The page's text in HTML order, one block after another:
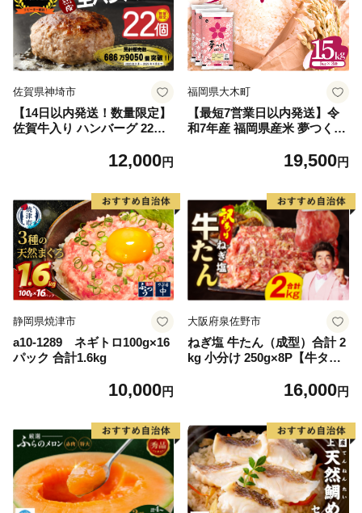
佐賀県神埼市
【14日以内発送！数量限定】
佐賀牛入り ハンバーグ 22個
毛和牛 ブランド牛 九州 ハン
(H083106)
12,000円
福岡県大木町
【最短7営業日以内発送】令
和7年産 福岡県産米 夢つくし
19,500円
静岡県焼津市
a10-1289 ネギトロ100g×16
パック 合計1.6kg
10,000円
大阪府泉佐野市
ねぎ塩 牛たん（成型）合計 2
kg 小分け 250g×8P【牛タン
16,000円